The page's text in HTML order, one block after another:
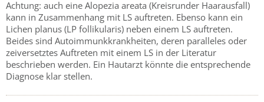
Achtung: auch eine Alopezia areata (Kreisrunder Haarausfall)
kann in Zusammenhang mit LS auftreten. Ebenso kann ein
Lichen planus (LP follikularis) neben einem LS auftreten.
Beides sind Autoimmunkkrankheiten, deren paralleles oder
zeiversetztes Auftreten mit einem LS in der Literatur
beschrieben werden. Ein Hautarzt könnte die entsprechende
Diagnose klar stellen.